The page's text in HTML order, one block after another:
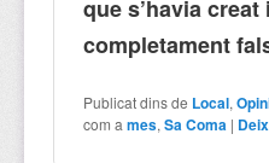
que s’havia
completament
Publicat dins de Local,
com a mes,Sa Coma |